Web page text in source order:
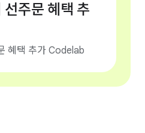
주문 혜택 추
혜택 추가 Codelab